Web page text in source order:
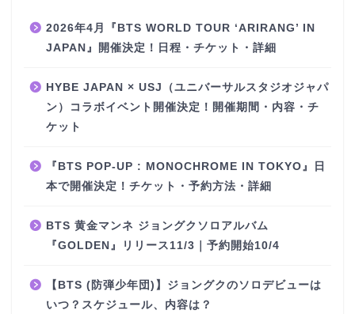
2026年4月『BTS WORLD TOUR ‘ARIRANG’ IN
JAPAN』開催決定！日程・チケット・詳細
HYBE JAPAN × USJ（ユニバーサルスタジオジャパ
ン）コラボイベント開催決定！開催期間・内容・チ
ケット
『BTS POP-UP : MONOCHROME IN TOKYO』日
本で開催決定！チケット・予約方法・詳細
BTS 黄金マンネ ジョングクソロアルバム
『GOLDEN』リリース11/3｜予約開始10/4
【BTS (防弾少年団)】ジョングクのソロデビューは
いつ？スケジュール、内容は？